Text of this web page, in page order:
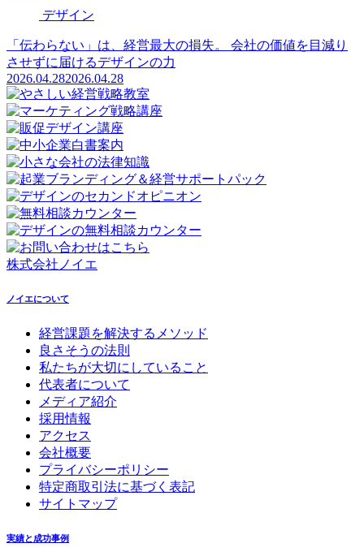
デザイン
「伝わらない」は、経営最大の損失。 会社の価値を目減り
させずに届けるデザインの力
2026.04.282026.04.28
株式会社ノイエ
ノイエについて
経営課題を解決するメソッド
良さそうの法則
私たちが大切にしていること
代表者について
メディア紹介
採用情報
アクセス
会社概要
プライバシーポリシー
特定商取引法に基づく表記
サイトマップ
実績と成功事例